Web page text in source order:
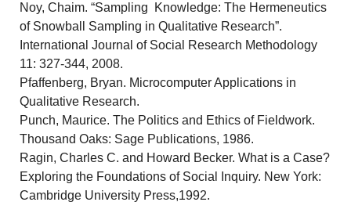
Noy, Chaim. “Sampling Knowledge: The Hermeneutics
of Snowball Sampling in Qualitative Research”.
International Journal of Social Research Methodology
11: 327-344, 2008.
Pfaffenberg, Bryan. Microcomputer Applications in
Qualitative Research.
Punch, Maurice. The Politics and Ethics of Fieldwork.
Thousand Oaks: Sage Publications, 1986.
Ragin, Charles C. and Howard Becker. What is a Case?
Exploring the Foundations of Social Inquiry. New York:
Cambridge University Press,1992.